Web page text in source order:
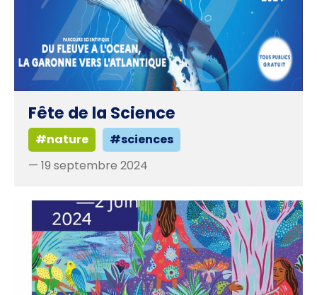
Fête de la Science
#nature
#sciences
— 19 septembre 2024